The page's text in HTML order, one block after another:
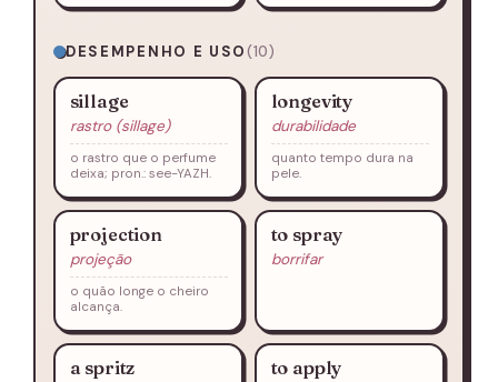
DESEMPENHO E USO(10)
sillage
rastro (sillage)
o rastro que o perfume
deixa; pron.: see-YAZH.
longevity
durabilidade
quanto tempo dura na
pele.
projection
projeção
o quão longe o cheiro
alcança.
to spray
borrifar
a spritz to apply